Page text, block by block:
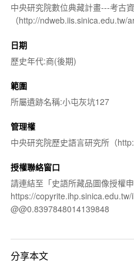
中央研究院數位典藏計畫---考古
（http://
日期
歷史年代:商(後期)
範圍
所屬遺跡名稱:小屯灰坑127
管理權
中央研究院歷史語言研究所（
授權聯絡窗口
請連結至「史語所藏品圖像授權
https://
@@0.8397848014139848
分享本文